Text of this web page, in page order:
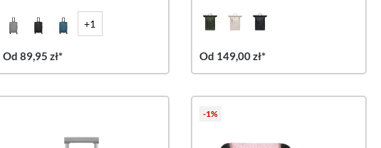
+1
Od 89,95 zł* Od 149,00 zł*
-1%